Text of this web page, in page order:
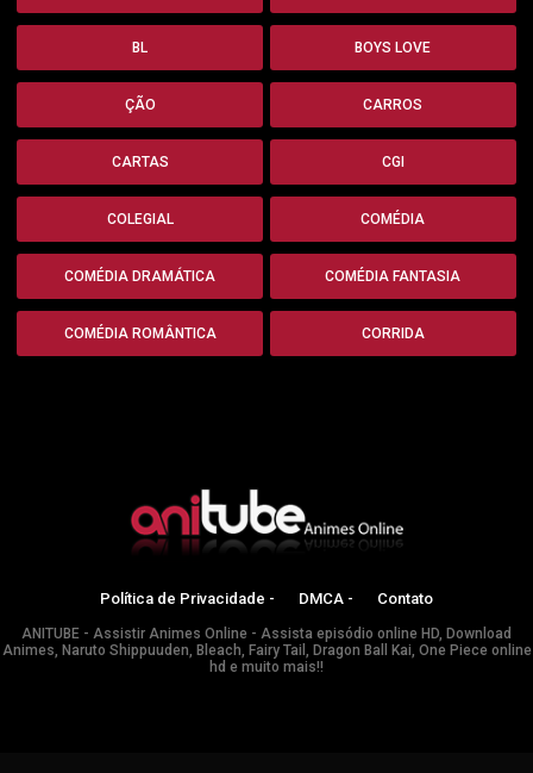
BL BOYS LOVE
ÇÃO CARROS
CARTAS CGI
COLEGIAL COMÉDIA
COMÉDIA DRAMÁTICA COMÉDIA FANTASIA
COMÉDIA ROMÂNTICA CORRIDA
Política de Privacidade - DMCA - Contato
ANITUBE - Assistir Animes Online - Assista episódio online HD, Download
Animes, Naruto Shippuuden, Bleach, Fairy Tail, Dragon Ball Kai, One Piece online
hd e muito mais!!